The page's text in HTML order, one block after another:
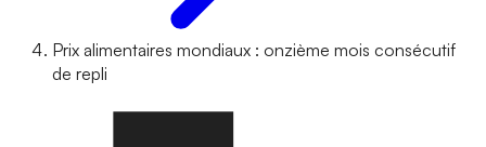
Prix alimentaires mondiaux : onzième mois consécutif
de repli